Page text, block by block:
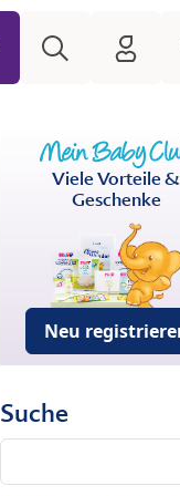
Viele Vorteile &
Geschenke
Neu
Suche